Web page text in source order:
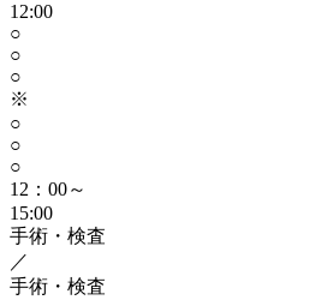
12:00
○
○
○
※
○
○
○
12：00～
15:00
手術・検査
／
手術・検査